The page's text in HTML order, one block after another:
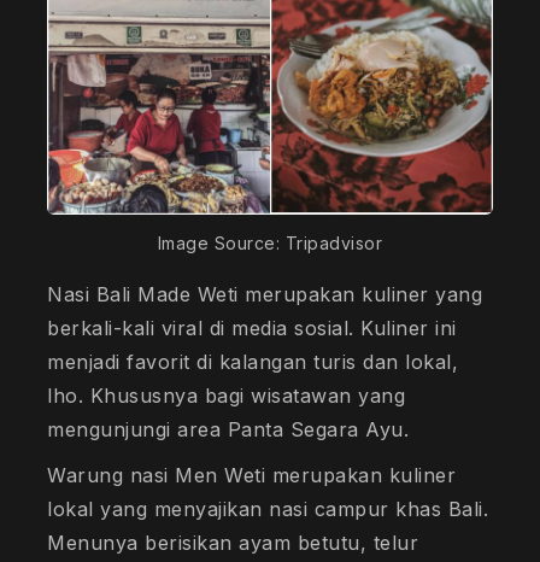
Image Source: Tripadvisor
Nasi Bali Made Weti merupakan kuliner yang
berkali-kali viral di media sosial. Kuliner ini
menjadi favorit di kalangan turis dan lokal,
lho. Khususnya bagi wisatawan yang
mengunjungi area Panta Segara Ayu.
Warung nasi Men Weti merupakan kuliner
lokal yang menyajikan nasi campur khas Bali.
Menunya berisikan ayam betutu, telur